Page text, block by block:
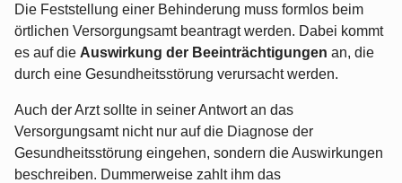
Die Feststellung einer Behinderung muss formlos beim
örtlichen Versorgungsamt beantragt werden. Dabei kommt
es auf die Auswirkung der Beeinträchtigungen an, die
durch eine Gesundheitsstörung verursacht werden.
Auch der Arzt sollte in seiner Antwort an das
Versorgungsamt nicht nur auf die Diagnose der
Gesundheitsstörung eingehen, sondern die Auswirkungen
beschreiben. Dummerweise zahlt ihm das